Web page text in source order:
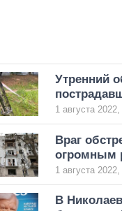
Утренний
1 августа
Враг
огромным
1 августа
В